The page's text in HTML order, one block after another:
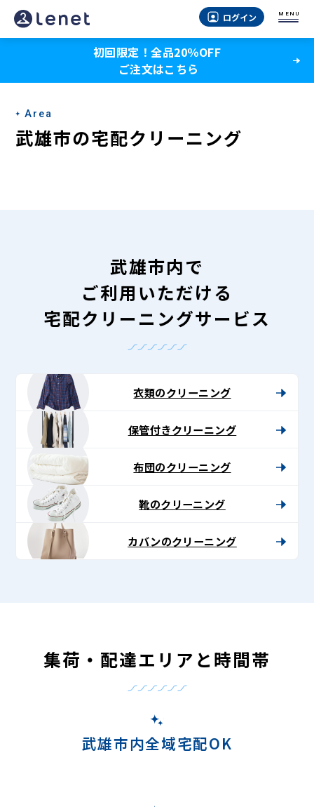
武
雄
の
宅
配
ト〉
ログイン MENU
初回限定！全品20％OFF
ご注文はこちら
Area
武雄市の宅配クリーニング
武雄市内で
ご利用いただける
宅配クリーニングサービス
衣類のクリーニング
保管付きクリーニング
布団のクリーニング
靴のクリーニング
カバンのクリーニング
集荷・配達エリアと時間帯
武雄市内全域宅配OK